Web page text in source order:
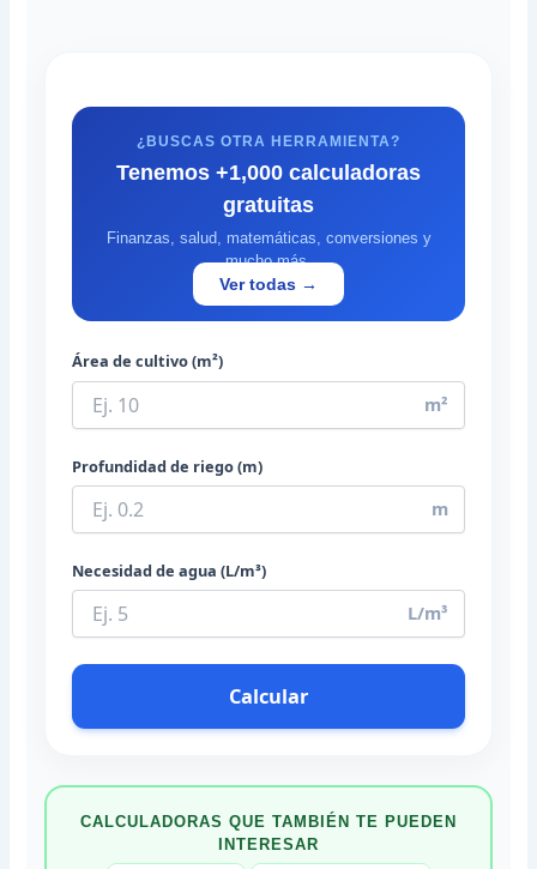
¿BUSCAS OTRA HERRAMIENTA?
Tenemos +1,000 calculadoras
gratuitas
Finanzas, salud, matemáticas, conversiones y
mucho más.
Ver todas →
Área de cultivo (m²)
m²
Profundidad de riego (m)
m
Necesidad de agua (L/m³)
L/m³
Calcular
CALCULADORAS QUE TAMBIÉN TE PUEDEN
INTERESAR